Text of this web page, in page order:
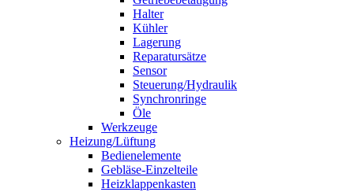
Halter
Kühler
Lagerung
Reparatursätze
Sensor
Steuerung/Hydraulik
Synchronringe
Öle
Werkzeuge
Heizung/Lüftung
Bedienelemente
Gebläse-Einzelteile
Heizklappenkasten